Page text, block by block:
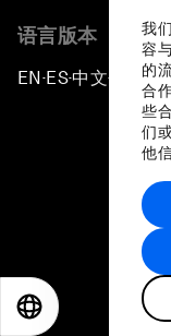
我
容
的
合
些
们
他
语言版本
EN ▪ES▪中文▪ 日本語